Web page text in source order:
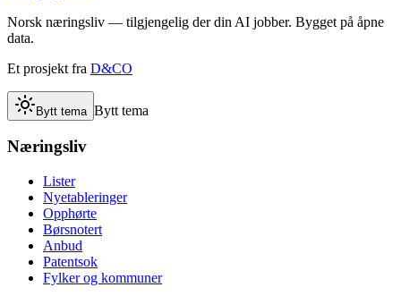
Norsk næringsliv — tilgjengelig der din AI jobber. Bygget på åpne
data.
Et prosjekt fra D&CO
Bytt tema Bytt tema
Næringsliv
Lister
Nyetableringer
Opphørte
Børsnotert
Anbud
Patentsok
Fylker og kommuner